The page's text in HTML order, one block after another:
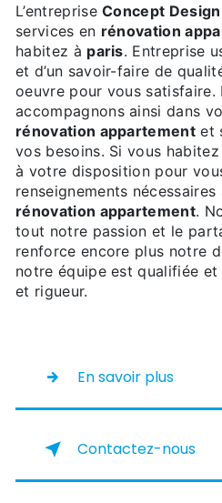
L’entrepriseConcept Design
services en rénovation
habitez à paris. Entreprise
et d’un savoir-faire de
oeuvre pour vous satisfaire.
accompagnons ainsi dans
rénovation appartement et
vos besoins. Si vous habitez
à votre disposition pour
renseignements
rénovation appartement.
tout notre passion et le
renforce encore plus notre
notre équipe est qualifiée
et rigueur.
En savoir plus
Contactez-nous